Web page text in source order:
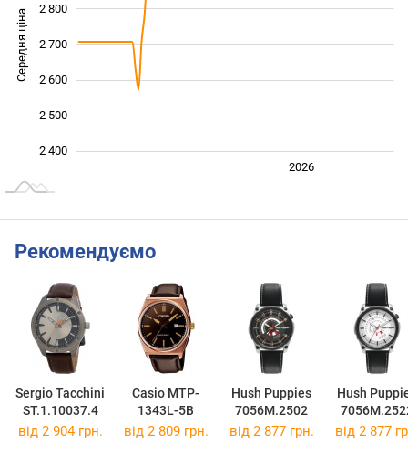
Середня ціна 2 400
2 400
2 500
2 600
2 700
2 800
2026
Рекомендуємо
Sergio Tacchini
ST.1.10037.4
Casio MTP-
1343L-5B
Hush Puppies
7056M.2502
Hush
від 2 904 грн. від 2 809 грн. від 2 877 грн. від 2 877